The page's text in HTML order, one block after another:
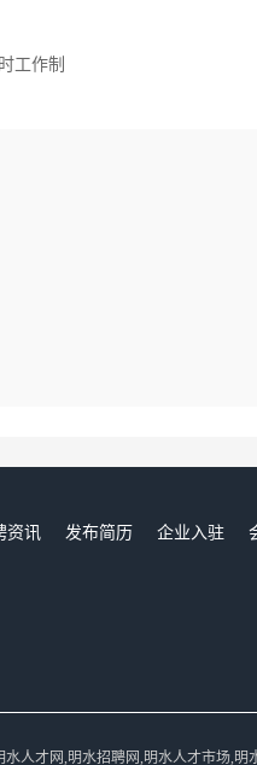
工作制
资讯 发布简历 企业入驻
水人才网,明水招聘网,明水人才市场,明